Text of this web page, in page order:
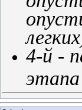
4-й -